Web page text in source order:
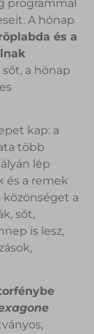
programmal
A hónap
és a
sőt, a hónap
kap: a
több
lép
és a remek
a
sőt,
is lesz,